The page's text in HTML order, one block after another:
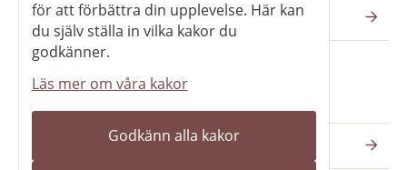
för att förbättra din upplevelse. Här kan
du själv ställa in vilka kakor du
godkänner.
Läs mer om våra kakor
Godkänn alla kakor
Pressrum
Våra webbplatser
Katedralskolan